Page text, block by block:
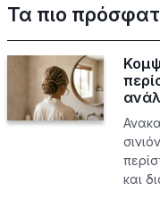
Τα πιο
και